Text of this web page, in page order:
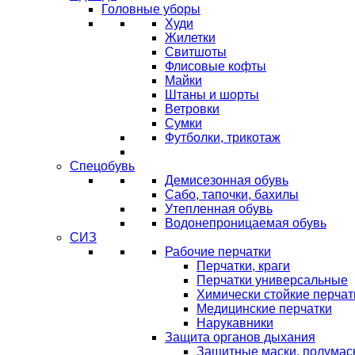
Головные уборы
Худи
Жилетки
Свитшоты
Флисовые кофты
Майки
Штаны и шорты
Ветровки
Сумки
Футболки, трикотаж
Спецобувь
Демисезонная обувь
Сабо, тапочки, бахилы
Утепленная обувь
Водонепроницаемая обувь
СИЗ
Рабочие перчатки
Перчатки, краги
Перчатки универсальные
Химически стойкие
Медицинские перчатки
Нарукавники
Защита органов дыхания
Защитные маски,